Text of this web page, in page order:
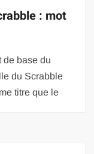
: mot
de base du
du Scrabble
titre que le